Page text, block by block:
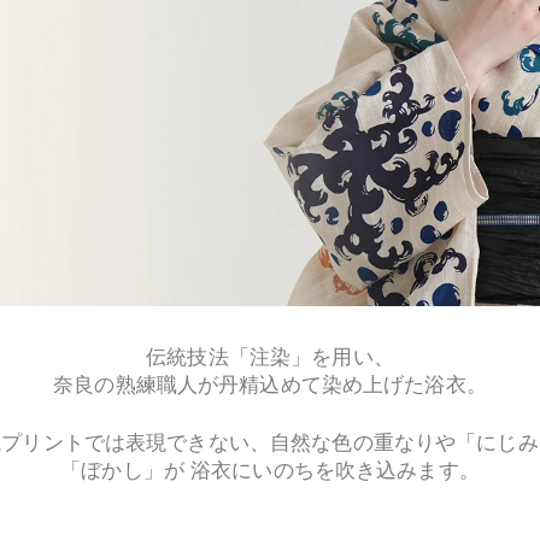
伝統技法「注染」を用い、
奈良の熟練職人が丹精込めて染め上げた浴衣。
リントでは表現できない、自然な色の重なりや「にじ
「ぼかし」が 浴衣にいのちを吹き込みます。